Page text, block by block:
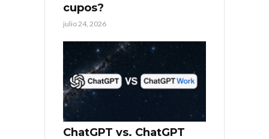
cupos?
julio 24, 2026
ChatGPT vs. ChatGPT